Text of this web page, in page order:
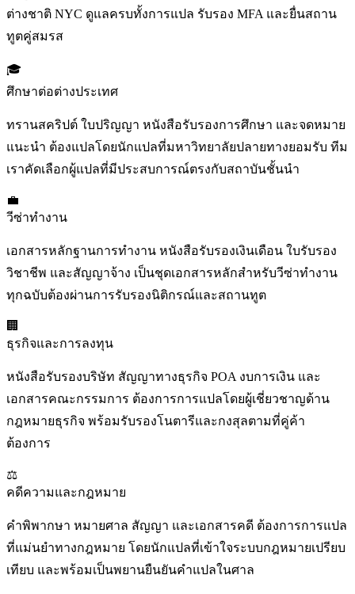
ต่างชาติ NYC ดูแลครบทั้งการแปล รับรอง MFA และยื่นสถาน
ทูตคู่สมรส
🎓
ศึกษาต่อต่างประเทศ
ทรานสคริปต์ ใบปริญญา หนังสือรับรองการศึกษา และจดหมาย
แนะนำ ต้องแปลโดยนักแปลที่มหาวิทยาลัยปลายทางยอมรับ ทีม
เราคัดเลือกผู้แปลที่มีประสบการณ์ตรงกับสถาบันชั้นนำ
💼
วีซ่าทำงาน
เอกสารหลักฐานการทำงาน หนังสือรับรองเงินเดือน ใบรับรอง
วิชาชีพ และสัญญาจ้าง เป็นชุดเอกสารหลักสำหรับวีซ่าทำงาน
ทุกฉบับต้องผ่านการรับรองนิติกรณ์และสถานทูต
🏢
ธุรกิจและการลงทุน
หนังสือรับรองบริษัท สัญญาทางธุรกิจ POA งบการเงิน และ
เอกสารคณะกรรมการ ต้องการการแปลโดยผู้เชี่ยวชาญด้าน
กฎหมายธุรกิจ พร้อมรับรองโนตารีและกงสุลตามที่คู่ค้า
ต้องการ
⚖️
คดีความและกฎหมาย
คำพิพากษา หมายศาล สัญญา และเอกสารคดี ต้องการการแปล
ที่แม่นยำทางกฎหมาย โดยนักแปลที่เข้าใจระบบกฎหมายเปรียบ
เทียบ และพร้อมเป็นพยานยืนยันคำแปลในศาล